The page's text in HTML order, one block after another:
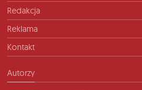
Redakcja
Reklama
Kontakt
Autorzy